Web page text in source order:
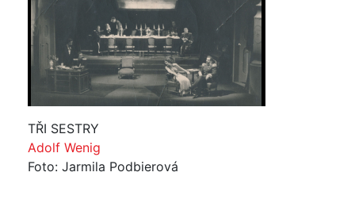
TŘI SESTRY
Adolf Wenig
Foto: Jarmila Podbierová